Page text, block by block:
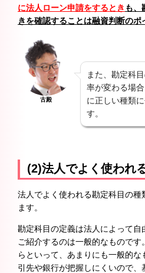
に法人ローン申請をするとき も、
きを確認することは融資判断のポ
古殿
また、勘定科
率が変わる場
に正しい種類
す。
(2)法人でよく使われ
法人でよく使われる勘定科目の種
ます。
勘定科目の定義は法人によって自
ご紹介するのは一般的なもので
らといって、あまりにも一般的
引先や銀行が把握しにくいので